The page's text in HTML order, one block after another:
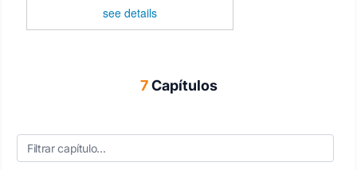
see details
7Capítulos